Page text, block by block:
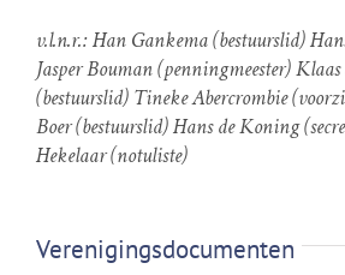
v.l.n.r.: Han Gankema (bestuurslid)
Jasper Bouman (penningmeester)
(bestuurslid) Tineke Abercrombie
Boer (bestuurslid) Hans de Koning
Hekelaar (notuliste)
Verenigingsdocumenten